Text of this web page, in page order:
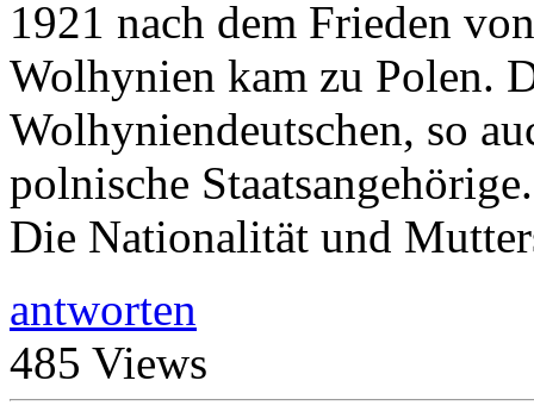
1921 nach dem Frieden
Wolhynien kam zu Polen.
Wolhyniendeutschen, so
polnische Staatsangehörige.
Die Nationalität und
antworten
485 Views